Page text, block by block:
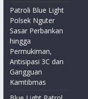
Patroli Blue Light
Polsek Nguter
Sasar Perbankan
hingga
Permukiman,
Antisipasi 3C dan
Gangguan
Kamtibmas